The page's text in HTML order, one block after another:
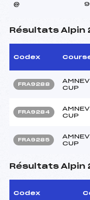
@
Résultats Alpin
Codex
FRA9288
CUP
FRA9284
CUP
FRA9285
CUP
Résultats Alpin
Codex